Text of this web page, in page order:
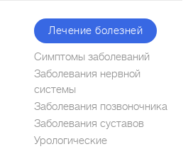
Лечение болезней
Симптомы заболеваний
Заболевания нервной
системы
Заболевания позвоночника
Заболевания суставов
Урологические